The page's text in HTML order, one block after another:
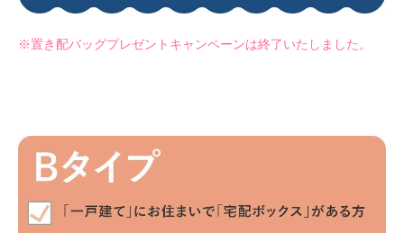
※置き配バッグプレゼントキャンペーンは終了いたしました。